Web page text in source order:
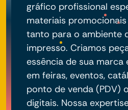
gráfico profissional
materiais
tanto para o ambiente
impresso. Criamos
essência de sua marca
em feiras, eventos,
ponto de venda (PDV)
digitais. Nossa